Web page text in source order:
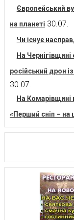
Європейський
на планеті 30.07.
Чи існує
На
російський дрон
30.07.
На Комарівщині
«Перший сніп –